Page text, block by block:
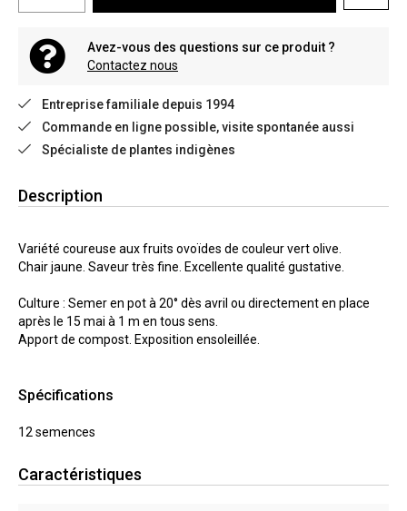
Avez-vous des questions sur ce produit ?
Contactez nous
Entreprise familiale depuis 1994
Commande en ligne possible, visite spontanée aussi
Spécialiste de plantes indigènes
Description
Variété coureuse aux fruits ovoïdes de couleur vert olive.
Chair jaune. Saveur très fine. Excellente qualité gustative.
Culture : Semer en pot à 20° dès avril ou directement en place
après le 15 mai à 1 m en tous sens.
Apport de compost. Exposition ensoleillée.
Spécifications
12 semences
Caractéristiques